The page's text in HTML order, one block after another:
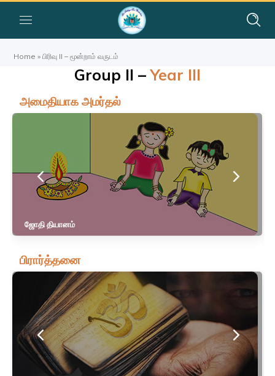
Home »பிரிவு II – மூன்றாம் வருடம்
Group II –Year III
அமைதியாக அமர்தல்
ஜோதி தியானம்
பிரார்த்தனை